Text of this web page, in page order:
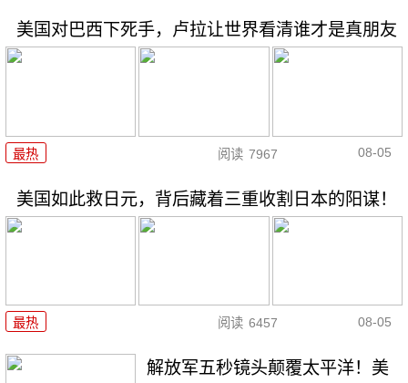
美国对巴西下死手，卢拉让世界看清谁才是真朋友
最热 阅读 7967 08-05
美国如此救日元，背后藏着三重收割日本的阳谋！
最热 阅读 6457 08-05
解放军五秒镜头颠覆太平洋！美